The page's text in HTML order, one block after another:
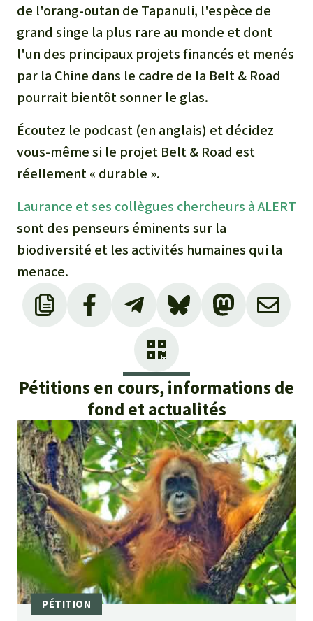
de l'orang-outan de Tapanuli, l'espèce de
grand singe la plus rare au monde et dont
l'un des principaux projets financés et menés
par la Chine dans le cadre de la Belt & Road
pourrait bientôt sonner le glas.
Écoutez le podcast (en anglais) et décidez
vous-même si le projet Belt & Road est
réellement « durable ».
Laurance et ses collègues chercheurs à ALERT
sont des penseurs éminents sur la
biodiversité et les activités humaines qui la
menace.
Pétitions en cours, informations de
fond et actualités